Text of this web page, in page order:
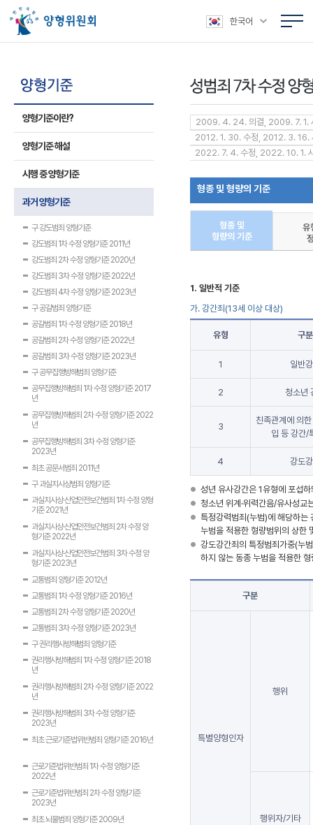
본문 바로가기
주메뉴 바로가기
상위메뉴 바로가기
하위메뉴 바로가기
한국어
양형기준이란?
양형기준 해설
시행 중 양형기준
과거 양형기준
구 강도범죄 양형기준
강도범죄 1차 수정 양형기준 2011년
강도범죄 2차 수정 양형기준 2020년
강도범죄 3차 수정 양형기준 2022년
강도범죄 4차 수정 양형기준 2023년
구 공갈범죄 양형기준
공갈범죄 1차 수정 양형기준 2018년
공갈범죄 2차 수정 양형기준 2022년
공갈범죄 3차 수정 양형기준 2023년
구 공무집행방해범죄 양형기준
공무집행방해범죄 1차 수정 양형기준 2017
년
공무집행방해범죄 2차 수정 양형기준 2022
년
공무집행방해범죄 3차 수정 양형기준
2023년
최초 공문서범죄 2011년
구 과실치사상범죄 양형기준
과실치사상·산업안전보건범죄 1차 수정 양형
기준 2021년
과실치사상·산업안전보건범죄 2차 수정 양
형기준 2022년
과실치사상·산업안전보건범죄 3차 수정 양
형기준 2023년
교통범죄 양형기준 2012년
교통범죄 1차 수정 양형기준 2016년
교통범죄 2차 수정 양형기준 2020년
교통범죄 3차 수정 양형기준 2023년
구 권리행사방해범죄 양형기준
권리행사방해범죄 1차 수정 양형기준 2018
년
권리행사방해범죄 2차 수정 양형기준 2022
년
권리행사방해범죄 3차 수정 양형기준
2023년
최초 근로기준법위반범죄 양형기준 2016년
근로기준법위반범죄 1차 수정 양형기준
2022년
근로기준법위반범죄 2차 수정 양형기준
2023년
최초 뇌물범죄 양형기준 2009년
2009. 4. 24. 의결, 2009. 7. 1.
2012. 1. 30. 수정, 2012. 3.
2022. 7. 4. 수정, 2022. 10. 1.
형종 및 형량의 기준
형종 및
형량의 기준
유
1. 일반적 기준
가. 강간죄(13세 이상 대상)
유형 구분
1 일반
2 청소년
3
친족관계에 의
입 등 강간/
4 강도
성년 유사강간은 1유형에 포섭
청소년 위계·위력간음/유사성교
특정강력범죄(누범)에 해당하는
누범을 적용한 형량범위의 상한
강도강간죄의 특정범죄가중(누
하지 않는 동종 누범을 적용한
구분
특별양형인자
행위
행위자/기타